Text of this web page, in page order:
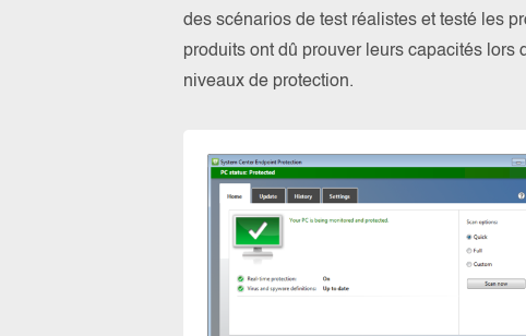
des scénarios de test réalistes et testé les
produits ont dû prouver leurs capacités lors
niveaux de protection.